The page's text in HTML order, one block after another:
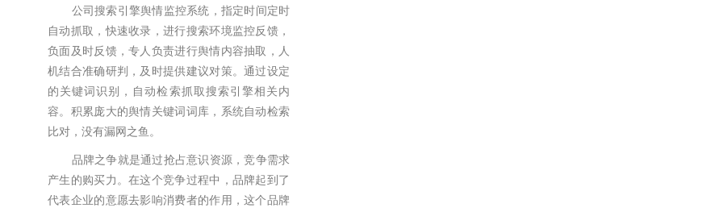
公司搜索引擎舆情监控系统，指定时间定时
自动抓取，快速收录，进行搜索环境监控反馈，
负面及时反馈，专人负责进行舆情内容抽取，人
机结合准确研判，及时提供建议对策。通过设定
的关键词识别，自动检索抓取搜索引擎相关内
容。积累庞大的舆情关键词词库，系统自动检索
比对，没有漏网之鱼。
品牌之争就是通过抢占意识资源，竞争需求
产生的购买力。在这个竞争过程中，品牌起到了
代表企业的意愿去影响消费者的作用，这个品牌